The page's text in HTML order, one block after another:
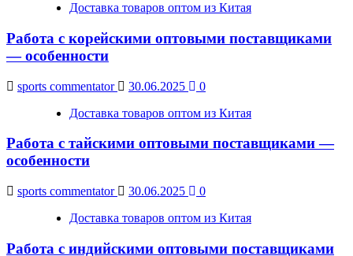
Доставка товаров оптом из Китая
Работа с корейскими оптовыми поставщиками
— особенности
sports commentator 30.06.2025
0
Доставка товаров оптом из Китая
Работа с тайскими оптовыми поставщиками —
особенности
sports commentator 30.06.2025
0
Доставка товаров оптом из Китая
Работа с индийскими оптовыми поставщиками